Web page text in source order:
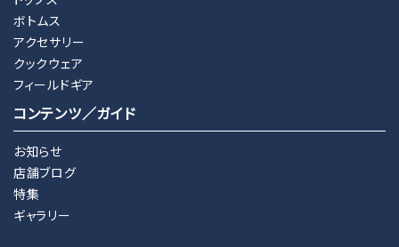
ボトムス
アクセサリー
クックウェア
フィールドギア
コンテンツ／ガイド
お知らせ
店舗ブログ
特集
ギャラリー